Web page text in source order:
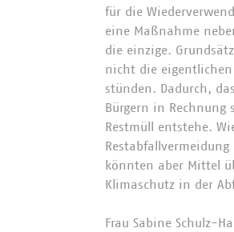
für die
eine Maßnahme
die einzige.
nicht die eigentlichen
stünden. Dadurch,
Bürgern in
Restmüll entstehe.
könnten aber Mittel
Klimaschutz in der
Frau Sabine Schulz-